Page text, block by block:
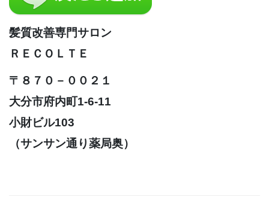
髪質改善専門サロン
ＲＥＣＯＬＴＥ
〒８７０－００２１
大分市府内町1-6-11
小財ビル103
（サンサン通り薬局奥）